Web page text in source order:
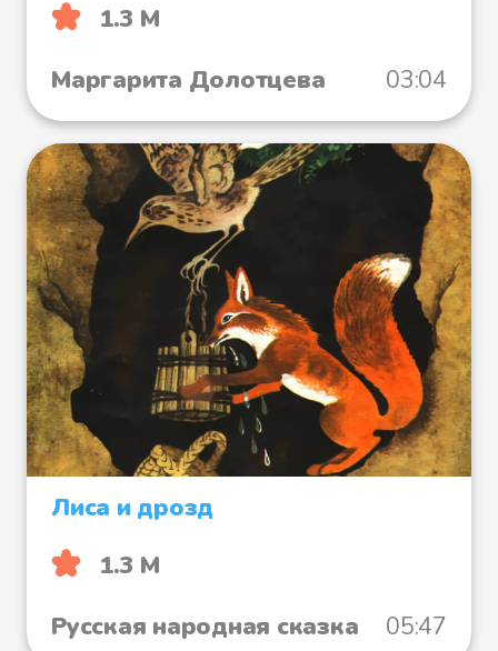
1.3 М
Маргарита Долотцева
03:04
Лиса и дрозд
1.3 М
Русская народная сказка
05:47